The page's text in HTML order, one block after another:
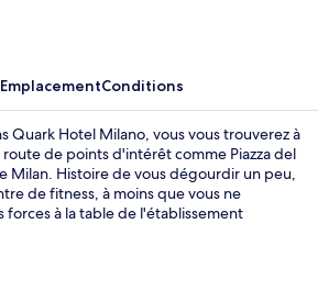
EmplacementConditions
Quark Hotel Milano, vous vous trouverez à
de points d'intérêt comme Piazza del
Milan. Histoire de vous dégourdir un peu,
de fitness, à moins que vous ne
à la table de l'établissement
de cet hébergement figurent un bar /
en saison, et un snack-bar/une
ne disent que du bien en ce qui